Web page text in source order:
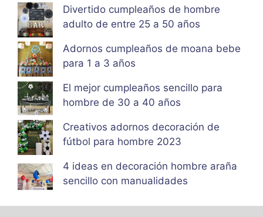
Divertido cumpleaños de hombre
adulto de entre 25 a 50 años
Adornos cumpleaños de moana bebe
para 1 a 3 años
El mejor cumpleaños sencillo para
hombre de 30 a 40 años
Creativos adornos decoración de
fútbol para hombre 2023
4 ideas en decoración hombre araña
sencillo con manualidades